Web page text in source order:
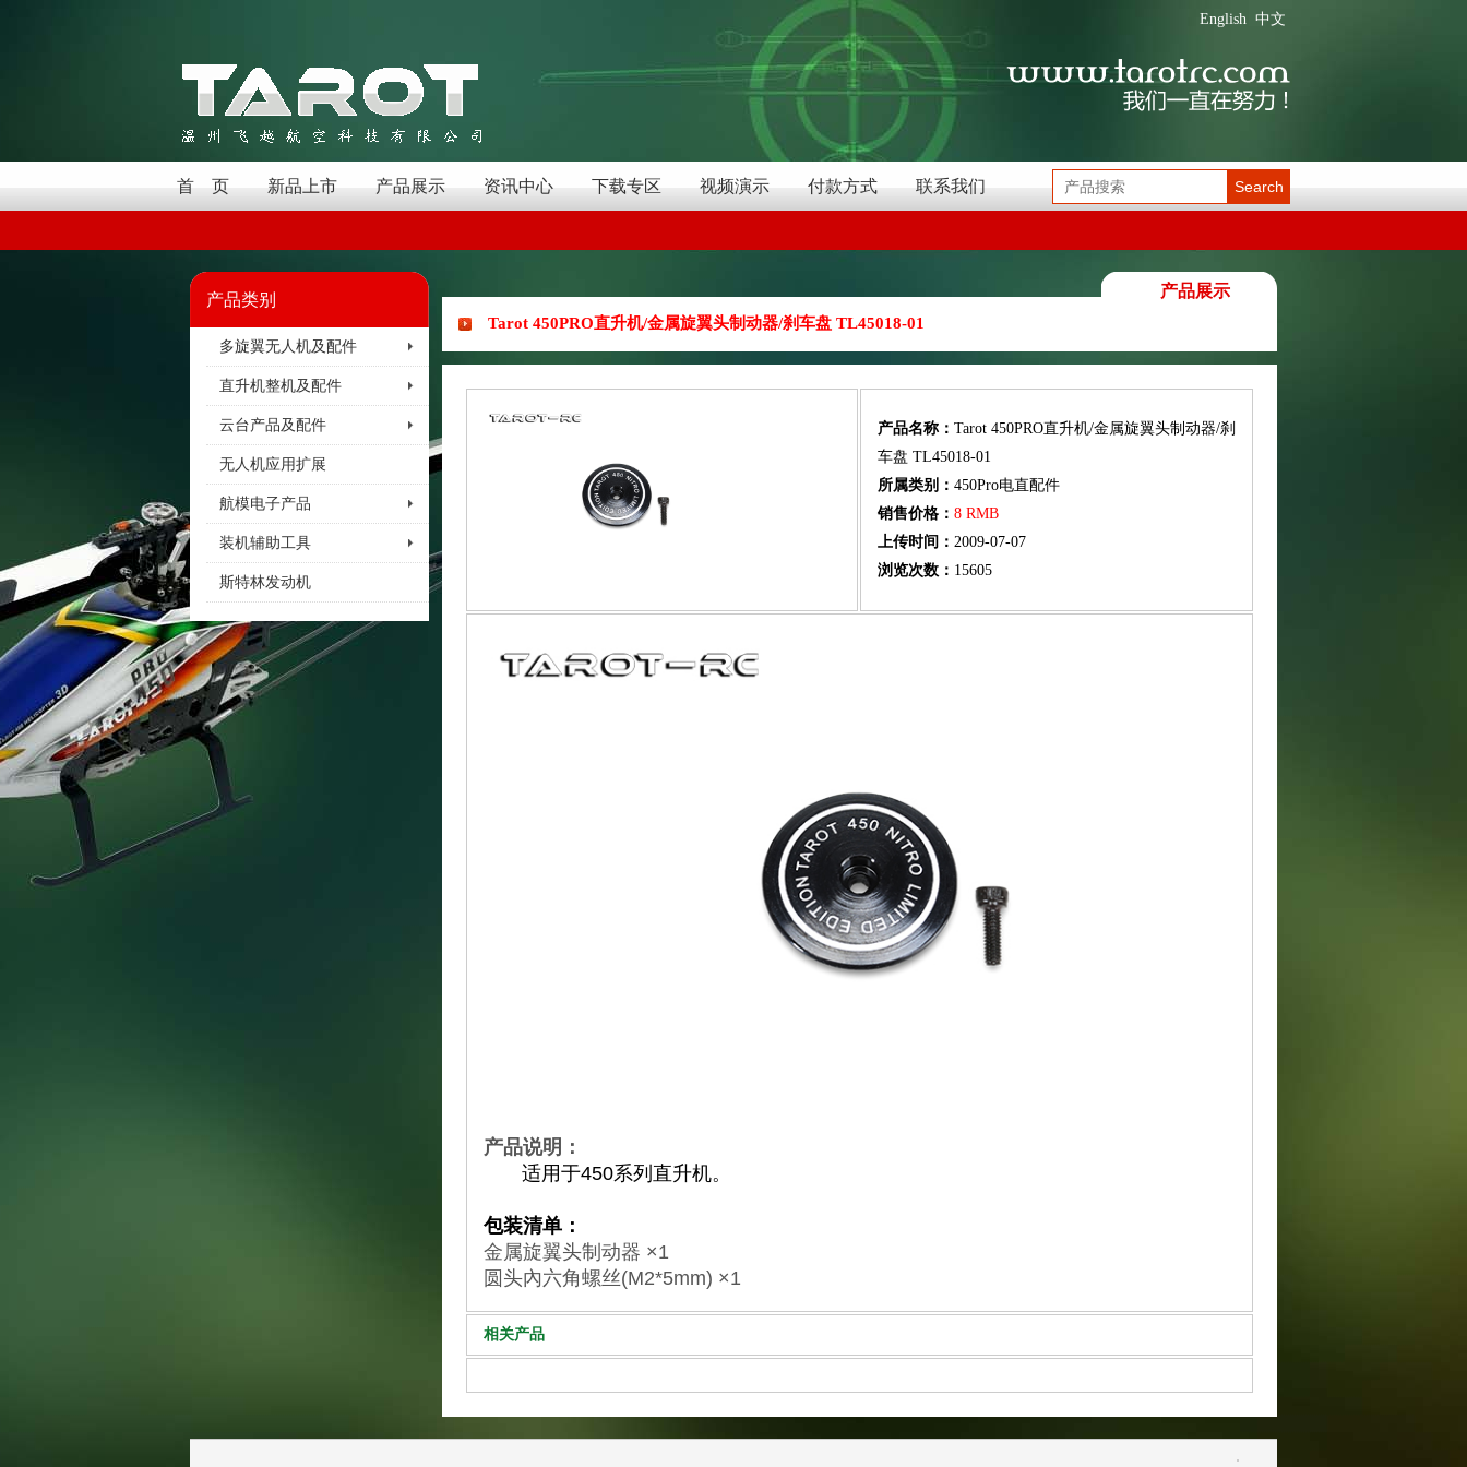
中文
English
首 页 新品上市 产品展示 资讯中心 下载专区 视频演示 付款方式 联系我们 Search
产品类别
多旋翼无人机及配件
直升机整机及配件
云台产品及配件
无人机应用扩展
航模电子产品
装机辅助工具
斯特林发动机
产品展示
Tarot 450PRO直升机/金属旋翼头制动器/刹车盘 TL45018-01
产品名称： Tarot 450PRO直升机/金属旋翼头制动器/刹
车盘 TL45018-01
所属类别： 450Pro电直配件
销售价格： 8 RMB
上传时间： 2009-07-07
浏览次数： 15605
产品说明：
适用于450系列直升机。
包装清单：
金属旋翼头制动器 ×1
圆头內六角螺丝(M2*5mm) ×1
相关产品